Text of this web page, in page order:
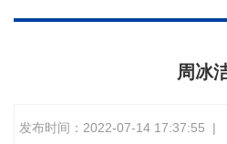
周冰
发布时间：2022-07-14 17:37:55 |